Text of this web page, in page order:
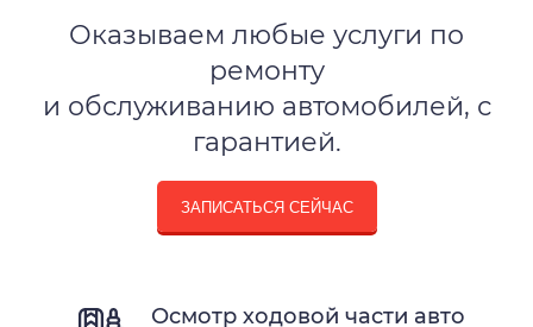
Оказываем любые услуги по
ремонту
и обслуживанию автомобилей, с
гарантией.
ЗАПИСАТЬСЯ СЕЙЧАС
Осмотр ходовой части авто